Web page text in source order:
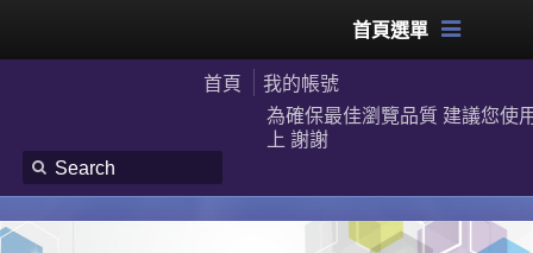
首頁選單
首頁
我的帳號
為確保最佳瀏覽品質 建議您使
上 謝謝